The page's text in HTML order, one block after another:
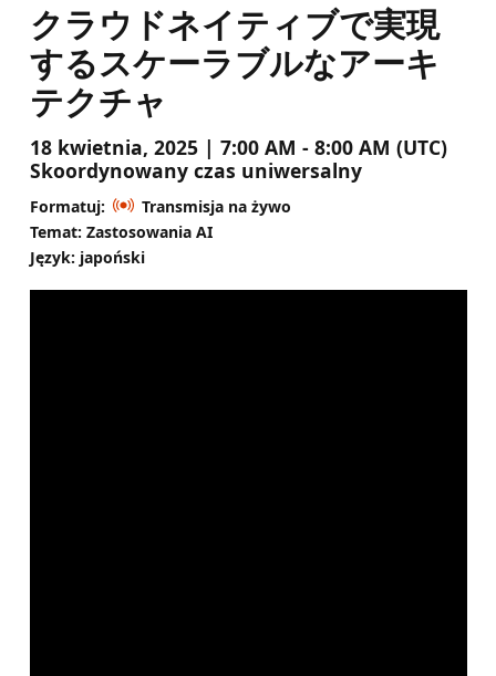
クラウドネイティブで実現
するスケーラブルなアーキ
テクチャ
18 kwietnia, 2025 | 7:00 AM - 8:00 AM (UTC)
Skoordynowany czas uniwersalny
Formatuj:
Transmisja na żywo
Temat: Zastosowania AI
Język: japoński